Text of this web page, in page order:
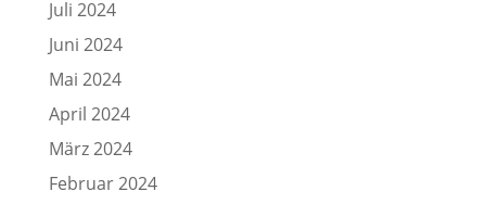
Juli 2024
Juni 2024
Mai 2024
April 2024
März 2024
Februar 2024